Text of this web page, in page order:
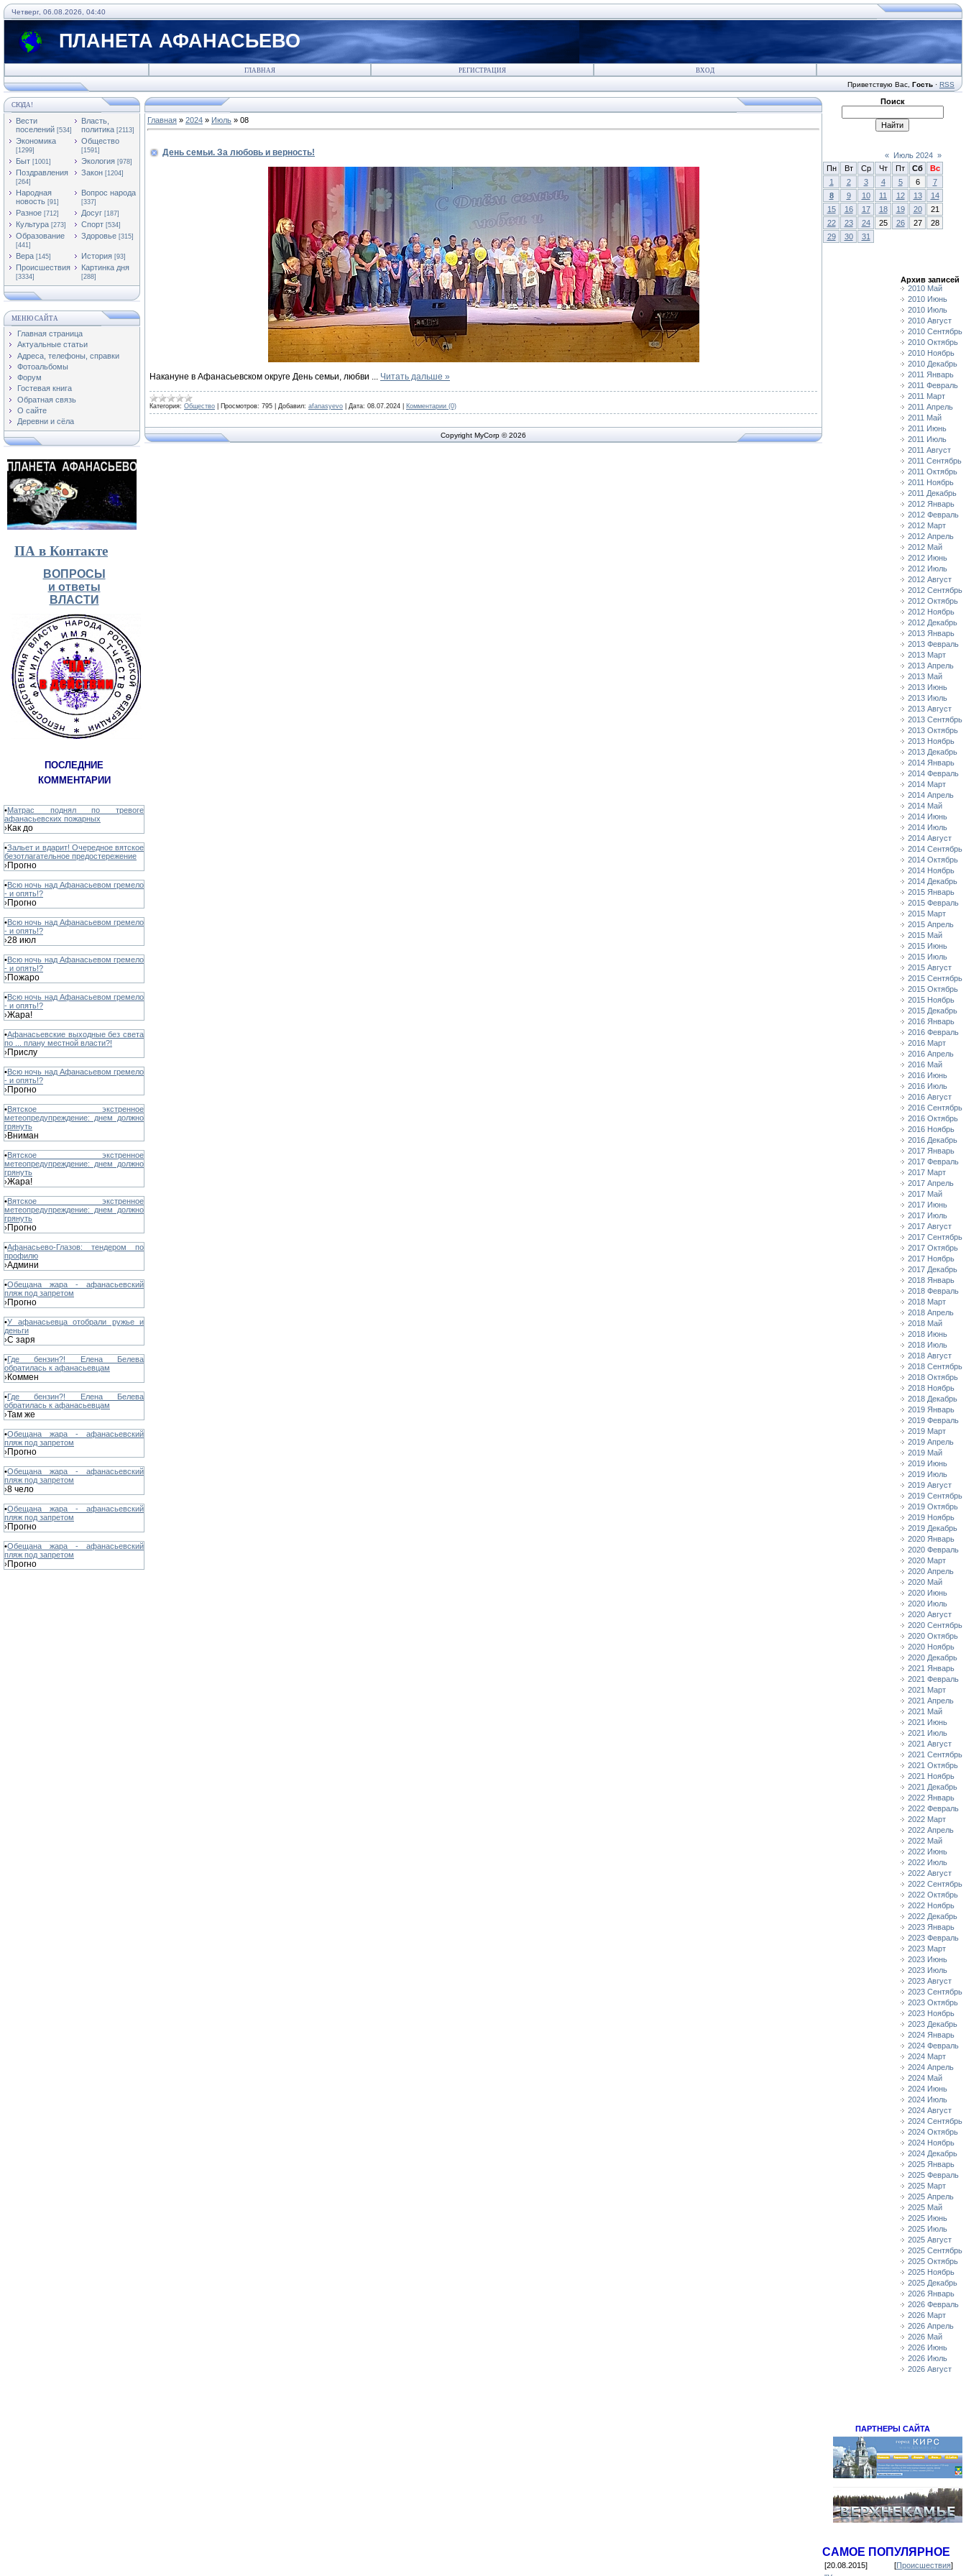
Четверг, 06.08.2026, 04:40
ПЛАНЕТА АФАНАСЬЕВО
ГЛАВНАЯ РЕГИСТРАЦИЯ ВХОД
Приветствую Вас Гость · RSS
СЮДА!
Вести
поселений [534]
Власть,
политика [2113]
Экономика
[1299]
Общество
[1591]
Быт [1001] Экология [978]
Поздравления
[264]
Закон [1204]
Народная
новость [91]
Вопрос народа
[337]
Разное [712] Досуг [187]
Культура [273] Спорт [534]
Образование
[441]
Здоровье [315]
Вера [145] История [93]
Происшествия
[3334]
Картинка дня
[288]
МЕНЮ САЙТА
Главная страница
Актуальные статьи
Адреса, телефоны, справки
Фотоальбомы
Форум
Гостевая книга
Обратная связь
О сайте
Деревни и сёла
ПА в Контакте
ВОПРОСЫ
и ответы
ВЛАСТИ
ПОСЛЕДНИЕ
КОММЕНТАРИИ
•Матрас поднял по тревоге
афанасьевских пожарных
›Как до
•Зальет и вдарит! Очередное вятское
безотлагательное предостережение
›Прогно
•Всю ночь над Афанасьевом гремело
- и опять!?
›Прогно
•Всю ночь над Афанасьевом гремело
- и опять!?
›28 июл
•Всю ночь над Афанасьевом гремело
- и опять!?
›Пожаро
•Всю ночь над Афанасьевом гремело
- и опять!?
›Жара!
•Афанасьевские выходные без света
по ... плану местной власти?!
›Прислу
•Всю ночь над Афанасьевом гремело
- и опять!?
›Прогно
•Вятское экстренное
метеопредупреждение: днем должно
грянуть
›Вниман
•Вятское экстренное
метеопредупреждение: днем должно
грянуть
›Жара!
•Вятское экстренное
метеопредупреждение: днем должно
грянуть
›Прогно
•Афанасьево-Глазов: тендером по
профилю
›Админи
•Обещана жара - афанасьевский
пляж под запретом
›Прогно
•У афанасьевца отобрали ружье и
деньги
›С заря
•Где бензин?! Елена Белева
обратилась к афанасьевцам
›Коммен
•Где бензин?! Елена Белева
обратилась к афанасьевцам
›Там же
•Обещана жара - афанасьевский
пляж под запретом
›Прогно
•Обещана жара - афанасьевский
пляж под запретом
›8 чело
•Обещана жара - афанасьевский
пляж под запретом
›Прогно
•Обещана жара - афанасьевский
пляж под запретом
›Прогно
Главная » 2024 » Июль » 08
День семьи. За любовь и верность!
Накануне в Афанасьевском округе День семьи, любви Читать дальше »
Категория: Общество Просмотров: 795 Добавил: afanasyevo Дата: 08.07.2024 Комментарии (0)
Copyright MyCorp © 2026
Поиск
« Июль 2024 »
Пн
Вт Ср Чт Пт Сб
Вс
1
2 3 4 5 6
7
8
9 10 11 12 13
14
15
16 17 18 19 20
21
22
23 24 25 26 27
28
29
30 31
Архив записей
2010 Май
2010 Июнь
2010 Июль
2010 Август
2010 Сентябрь
2010 Октябрь
2010 Ноябрь
2010 Декабрь
2011 Январь
2011 Февраль
2011 Март
2011 Апрель
2011 Май
2011 Июнь
2011 Июль
2011 Август
2011 Сентябрь
2011 Октябрь
2011 Ноябрь
2011 Декабрь
2012 Январь
2012 Февраль
2012 Март
2012 Апрель
2012 Май
2012 Июнь
2012 Июль
2012 Август
2012 Сентябрь
2012 Октябрь
2012 Ноябрь
2012 Декабрь
2013 Январь
2013 Февраль
2013 Март
2013 Апрель
2013 Май
2013 Июнь
2013 Июль
2013 Август
2013 Сентябрь
2013 Октябрь
2013 Ноябрь
2013 Декабрь
2014 Январь
2014 Февраль
2014 Март
2014 Апрель
2014 Май
2014 Июнь
2014 Июль
2014 Август
2014 Сентябрь
2014 Октябрь
2014 Ноябрь
2014 Декабрь
2015 Январь
2015 Февраль
2015 Март
2015 Апрель
2015 Май
2015 Июнь
2015 Июль
2015 Август
2015 Сентябрь
2015 Октябрь
2015 Ноябрь
2015 Декабрь
2016 Январь
2016 Февраль
2016 Март
2016 Апрель
2016 Май
2016 Июнь
2016 Июль
2016 Август
2016 Сентябрь
2016 Октябрь
2016 Ноябрь
2016 Декабрь
2017 Январь
2017 Февраль
2017 Март
2017 Апрель
2017 Май
2017 Июнь
2017 Июль
2017 Август
2017 Сентябрь
2017 Октябрь
2017 Ноябрь
2017 Декабрь
2018 Январь
2018 Февраль
2018 Март
2018 Апрель
2018 Май
2018 Июнь
2018 Июль
2018 Август
2018 Сентябрь
2018 Октябрь
2018 Ноябрь
2018 Декабрь
2019 Январь
2019 Февраль
2019 Март
2019 Апрель
2019 Май
2019 Июнь
2019 Июль
2019 Август
2019 Сентябрь
2019 Октябрь
2019 Ноябрь
2019 Декабрь
2020 Январь
2020 Февраль
2020 Март
2020 Апрель
2020 Май
2020 Июнь
2020 Июль
2020 Август
2020 Сентябрь
2020 Октябрь
2020 Ноябрь
2020 Декабрь
2021 Январь
2021 Февраль
2021 Март
2021 Апрель
2021 Май
2021 Июнь
2021 Июль
2021 Август
2021 Сентябрь
2021 Октябрь
2021 Ноябрь
2021 Декабрь
2022 Январь
2022 Февраль
2022 Март
2022 Апрель
2022 Май
2022 Июнь
2022 Июль
2022 Август
2022 Сентябрь
2022 Октябрь
2022 Ноябрь
2022 Декабрь
2023 Январь
2023 Февраль
2023 Март
2023 Июнь
2023 Июль
2023 Август
2023 Сентябрь
2023 Октябрь
2023 Ноябрь
2023 Декабрь
2024 Январь
2024 Февраль
2024 Март
2024 Апрель
2024 Май
2024 Июнь
2024 Июль
2024 Август
2024 Сентябрь
2024 Октябрь
2024 Ноябрь
2024 Декабрь
2025 Январь
2025 Февраль
2025 Март
2025 Апрель
2025 Май
2025 Июнь
2025 Июль
2025 Август
2025 Сентябрь
2025 Октябрь
2025 Ноябрь
2025 Декабрь
2026 Январь
2026 Февраль
2026 Март
2026 Апрель
2026 Май
2026 Июнь
2026 Июль
2026 Август
ПАРТНЕРЫ САЙТА
САМОЕ ПОПУЛЯРНОЕ
[20.08.2015] [Происшествия]